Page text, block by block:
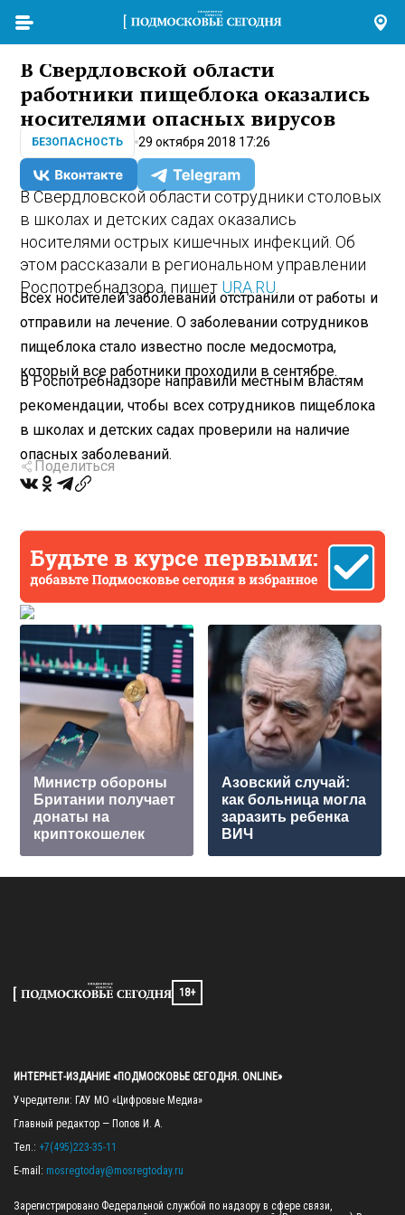
В Свердловской области
работники пищеблока оказались
носителями опасных вирусов
БЕЗОПАСНОСТЬ 29 октября 2018 17:26
В Свердловской области сотрудники столовых
в школах и детских садах оказались
носителями острых кишечных инфекций. Об
этом рассказали в региональном управлении
Роспотребнадзора, пишет URA.RU
Всех носителей заболеваний отстранили от работы и
отправили на лечение. О заболевании сотрудников
пищеблока стало известно после медосмотра,
который все работники проходили в сентябре.
В Роспотребнадзоре направили местным властям
рекомендации, чтобы всех сотрудников пищеблока
в школах и детских садах проверили на наличие
опасных заболеваний.
Поделиться
Министр обороны
Британии получает
донаты на
криптокошелек
Азовский случай:
как больница могла
заразить ребенка
ВИЧ
18+
ИНТЕРНЕТ-ИЗДАНИЕ «ПОДМОСКОВЬЕ СЕГОДНЯ. ONLINE»
Учредители: ГАУ МО «Цифровые Медиа»
Главный редактор — Попов И. А.
Тел.: +7(495)223-35-11
E-mail: mosregtoday@mosregtoday.ru
Зарегистрировано Федеральной службой по надзору в сфере связи,